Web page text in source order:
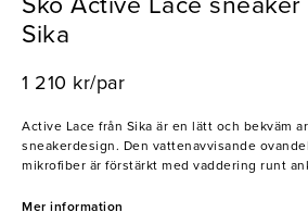
Sika
1 210 kr/par
Active Lace från Sika är en lätt och bekväm
sneakerdesign. Den vattenavvisande
mikrofiber är förstärkt med vaddering runt
medan SoftStep-mellansulan ger optimal
Mer information